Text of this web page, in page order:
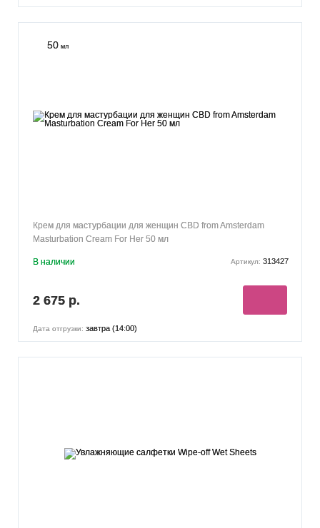
50 мл
Крем для мастурбации для женщин CBD from Amsterdam
Masturbation Cream For Her 50 мл
В наличии Артикул: 313427
2 675 р.
Дата отгрузки: завтра (14:00)